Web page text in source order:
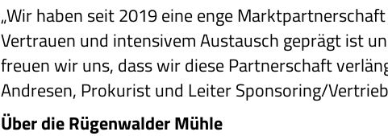
„Wir haben seit 2019 eine enge
Vertrauen und intensivem Austausch geprägt ist
freuen wir uns, dass wir diese Partnerschaft
Andresen, Prokurist und Leiter Sponsoring/
Über die Rügenwalder Mühle